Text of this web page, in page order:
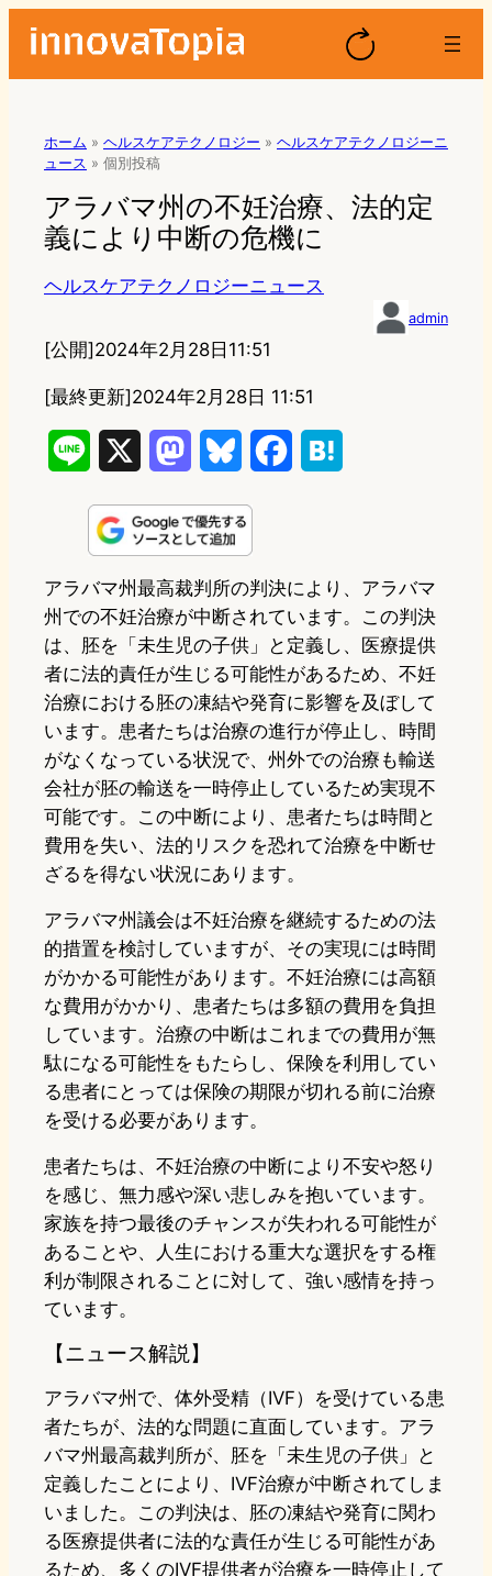
ホーム » ヘルスケアテクノロジー » ヘルスケアテクノロジーニ
ュース » 個別投稿
アラバマ州の不妊治療、法的定
義により中断の危機に
ヘルスケアテクノロジーニュース
admin
[公開]2024年2月28日11:51
[最終更新]2024年2月28日 11:51
n
e
s
t
o
d
o
n
u
s
k
y
b
o
o
k
n
a
アラバマ州最高裁判所の判決により、アラバマ
州での不妊治療が中断されています。この判決
は、胚を「未生児の子供」と定義し、医療提供
者に法的責任が生じる可能性があるため、不妊
治療における胚の凍結や発育に影響を及ぼして
います。患者たちは治療の進行が停止し、時間
がなくなっている状況で、州外での治療も輸送
会社が胚の輸送を一時停止しているため実現不
可能です。この中断により、患者たちは時間と
費用を失い、法的リスクを恐れて治療を中断せ
ざるを得ない状況にあります。
アラバマ州議会は不妊治療を継続するための法
的措置を検討していますが、その実現には時間
がかかる可能性があります。不妊治療には高額
な費用がかかり、患者たちは多額の費用を負担
しています。治療の中断はこれまでの費用が無
駄になる可能性をもたらし、保険を利用してい
る患者にとっては保険の期限が切れる前に治療
を受ける必要があります。
患者たちは、不妊治療の中断により不安や怒り
を感じ、無力感や深い悲しみを抱いています。
家族を持つ最後のチャンスが失われる可能性が
あることや、人生における重大な選択をする権
利が制限されることに対して、強い感情を持っ
ています。
【ニュース解説】
アラバマ州で、体外受精（IVF）を受けている患
者たちが、法的な問題に直面しています。アラ
バマ州最高裁判所が、胚を「未生児の子供」と
定義したことにより、IVF治療が中断されてしま
いました。この判決は、胚の凍結や発育に関わ
る医療提供者に法的な責任が生じる可能性があ
るため、多くのIVF提供者が治療を一時停止して